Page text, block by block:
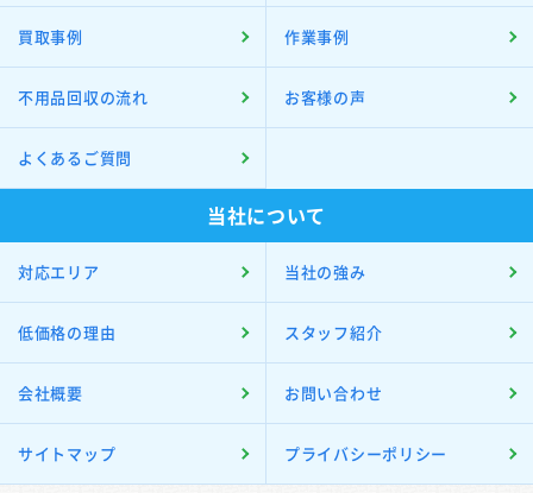
買取事例 作業事例
不用品回収の流れ お客様の声
よくあるご質問
当社について
対応エリア 当社の強み
低価格の理由 スタッフ紹介
会社概要 お問い合わせ
サイトマップ プライバシーポリシー